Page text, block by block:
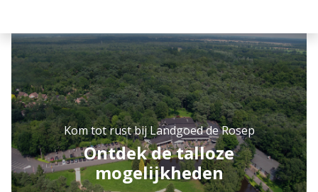
Kom tot rust bij Landgoed de Rosep
Ontdek de talloze
mogelijkheden